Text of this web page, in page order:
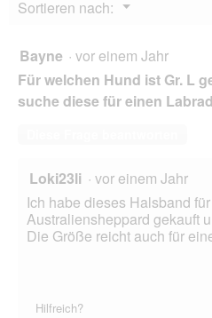
g
e
l
d
g
e
Sortieren nach: ▼
Menü
Bayne · vor einem Jahr
Für welchen Hund ist Gr. L
suche diese für einen
Loki23li · vor einem Jahr
Ich habe dieses Halsband
Australiensheppard gekauft
Die Größe reicht auch für
Hilfreich?